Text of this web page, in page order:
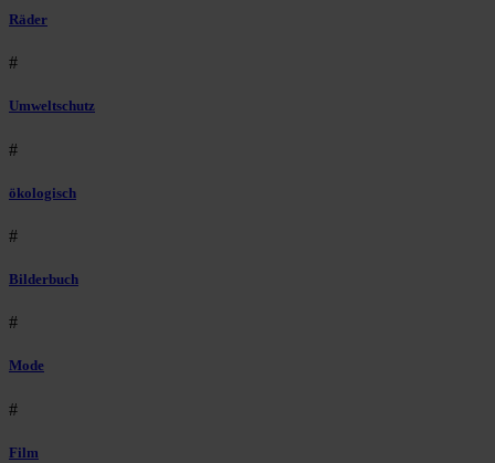
Räder
#
Umweltschutz
#
ökologisch
#
Bilderbuch
#
Mode
#
Film